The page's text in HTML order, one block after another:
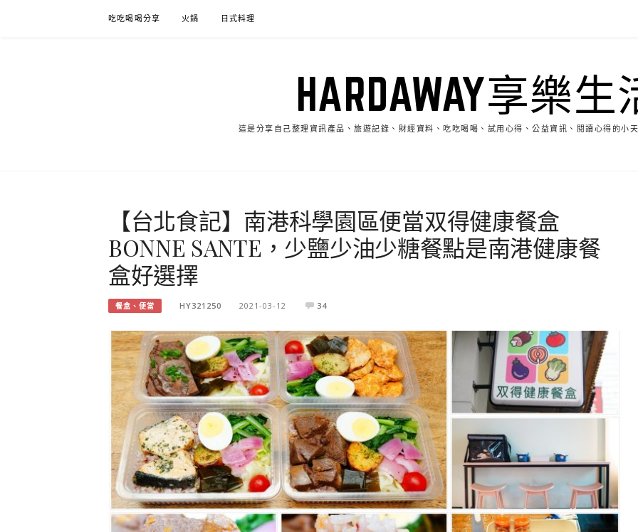
吃吃喝喝分享 火鍋 日式料理
HARDAWAY享樂生
這是分享自己整理資訊產品、旅遊記錄、財經資料、吃吃喝喝、試用心得、公益資訊、閱讀心得的小
【台北食記】南港科學園區便當双得健康餐盒
BONNE SANTE，少鹽少油少糖餐點是南港健康餐
盒好選擇
餐盒、便當 HY321250 2021-03-12 34